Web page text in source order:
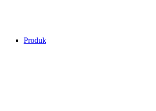
Produk